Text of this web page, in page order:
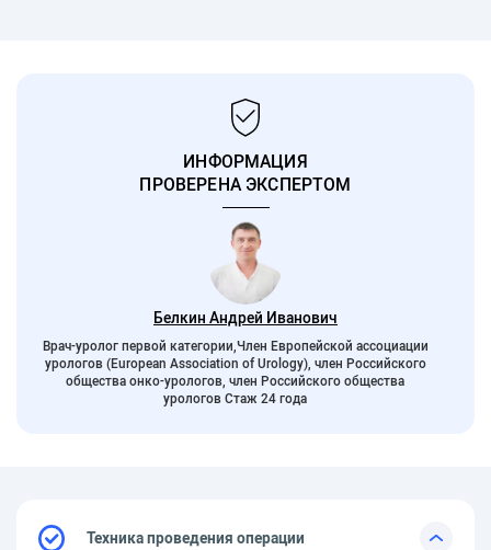
ИНФОРМАЦИЯ
ПРОВЕРЕНА ЭКСПЕРТОМ
Белкин Андрей Иванович
Врач-уролог первой категории,Член Европейской ассоциации
урологов (European Association of Urology), член Российского
общества онко-урологов, член Российского общества
урологов Стаж 24 года
Техника проведения операции